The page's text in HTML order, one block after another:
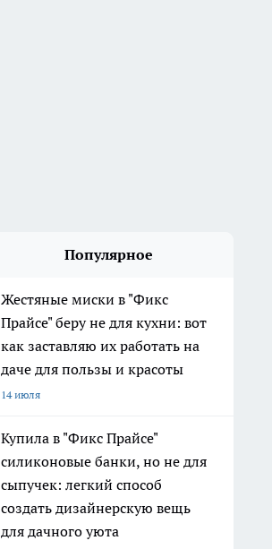
Популярное
Жестяные миски в "Фикс
Прайсе" беру не для кухни: вот
как заставляю их работать на
даче для пользы и красоты
14 июля
Купила в "Фикс Прайсе"
силиконовые банки, но не для
сыпучек: легкий способ
создать дизайнерскую вещь
для дачного уюта